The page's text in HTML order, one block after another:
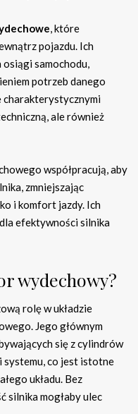
, które
pojazdu. Ich
osiągi samochodu,
potrzeb danego
charakterystycznymi
ale również
współpracują, aby
zmniejszając
i komfort jazdy. Ich
efektywności silnika
wydechowy?
rolę w układzie
Jego głównym
się z cylindrów
systemu, co jest istotne
układu. Bez
silnika mogłaby ulec